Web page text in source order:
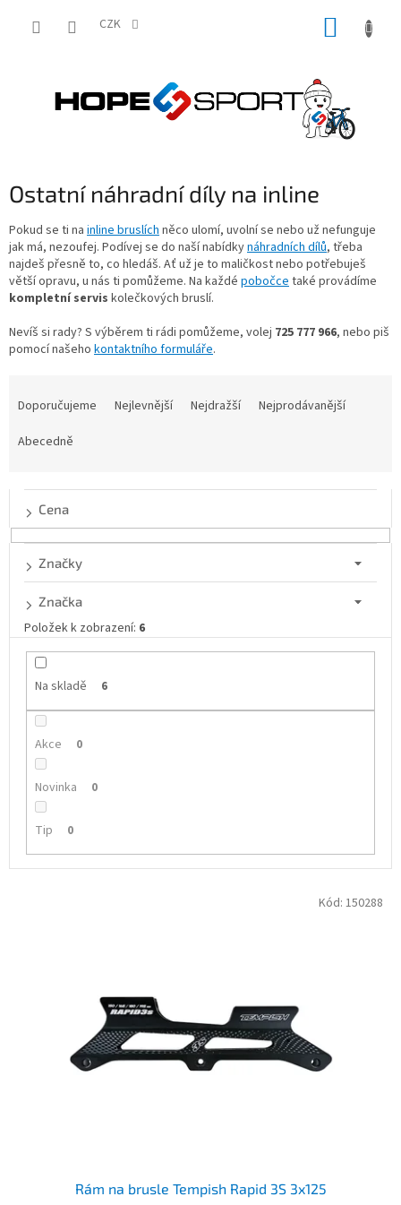
CZK
Ostatní náhradní díly na inline
Pokud se ti na inline bruslích něco ulomí, uvolní se nebo už nefunguje
jak má, nezoufej. Podívej se do naší nabídkynáhradních dílů, třeba
najdeš přesně to, co hledáš. Ať už je to maličkost nebo potřebuješ
větší opravu, u nás ti pomůžeme. Na každé pobočce také provádíme
kompletní servis kolečkových bruslí.
Nevíš si rady? S výběrem ti rádi pomůžeme, volej 725 777 966, nebo piš
pomocí našeho kontaktního formuláře.
o
ů
Doporučujeme Nejlevnější Nejdražší
Nejprodávanější
Abecedně
Cena
Na skladě 6
Akce 0
Novinka 0
Tip 0
Značky
Značka
Položek k zobrazení: 6
Rám na brusle Tempish Rapid 3S 3x125
Kód: 150288